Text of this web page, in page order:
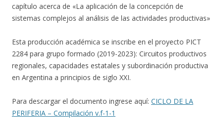
capítulo acerca de «La aplicación de la concepción de
sistemas complejos al análisis de las actividades productivas»
Esta producción académica se inscribe en el proyecto PICT
2284 para grupo formado (2019-2023): Circuitos productivos
regionales, capacidades estatales y subordinación productiva
en Argentina a principios de siglo XXI.
Para descargar el documento ingrese aquí: CICLO DE LA
PERIFERIA – Compilación v.f-1-1